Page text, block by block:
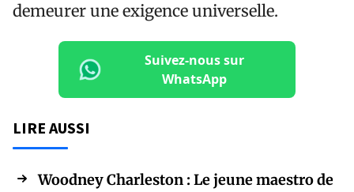
demeurer une exigence universelle.
Suivez-nous sur
WhatsApp
LIRE AUSSI
Woodney Charleston : Le jeune maestro de